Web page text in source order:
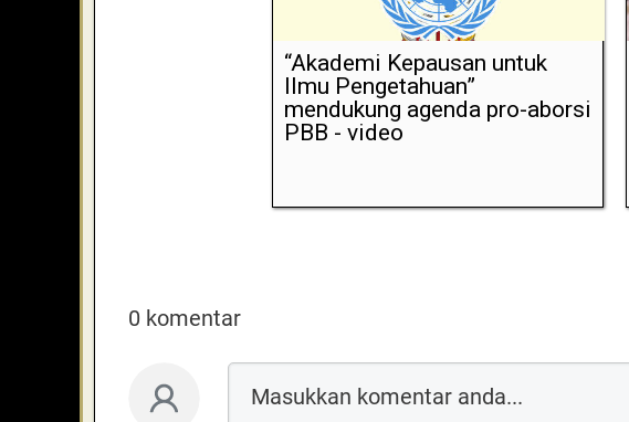
“Akademi Kepausan untuk
Ilmu Pengetahuan”
mendukung agenda pro-aborsi
PBB - video
0 komentar